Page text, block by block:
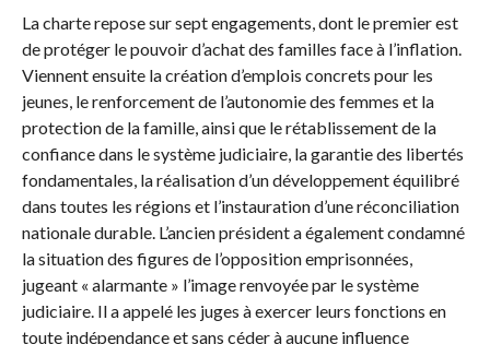
La charte repose sur sept engagements, dont le premier est
de protéger le pouvoir d’achat des familles face à l’inflation.
Viennent ensuite la création d’emplois concrets pour les
jeunes, le renforcement de l’autonomie des femmes et la
protection de la famille, ainsi que le rétablissement de la
confiance dans le système judiciaire, la garantie des libertés
fondamentales, la réalisation d’un développement équilibré
dans toutes les régions et l’instauration d’une réconciliation
nationale durable. L’ancien président a également condamné
la situation des figures de l’opposition emprisonnées,
jugeant « alarmante » l’image renvoyée par le système
judiciaire. Il a appelé les juges à exercer leurs fonctions en
toute indépendance et sans céder à aucune influence